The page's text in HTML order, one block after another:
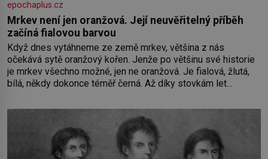
epochaplus.cz
Mrkev není jen oranžová. Její neuvěřitelný příběh
začíná fialovou barvou
Když dnes vytáhneme ze země mrkev, většina z nás
očekává sytě oranžový kořen. Jenže po většinu své historie
je mrkev všechno možné, jen ne oranžová. Je fialová, žlutá,
bílá, někdy dokonce téměř černá. Až díky stovkám let
českou zahradu ani nedokážeme představit. Její příběh je